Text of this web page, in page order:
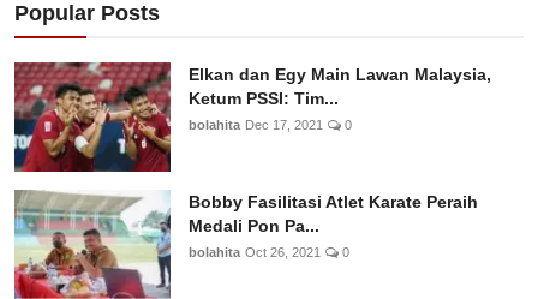
Popular Posts
Elkan dan Egy Main Lawan Malaysia,
Ketum PSSI: Tim...
bolahita Dec 17, 2021 0
Bobby Fasilitasi Atlet Karate Peraih
Medali Pon Pa...
bolahita Oct 26, 2021 0